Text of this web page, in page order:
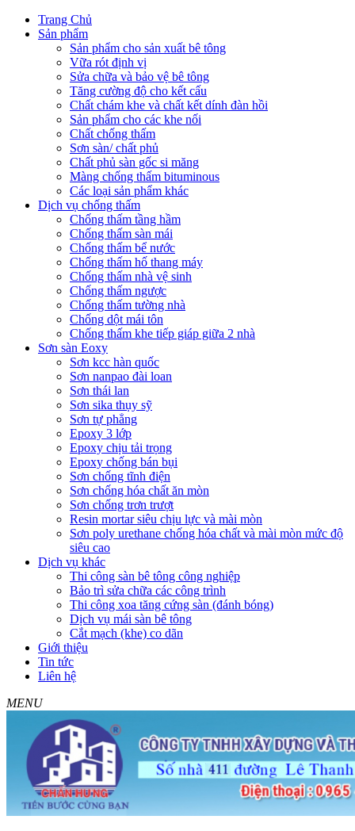
Trang Chủ
Sản phẩm
Sản phẩm cho sản xuất bê tông
Vữa rót định vị
Sửa chữa và bảo vệ bê tông
Tăng cường độ cho kết cấu
Chất chám khe và chất kết dính đàn hồi
Sản phẩm cho các khe nối
Chất chống thấm
Sơn sàn/ chất phủ
Chất phủ sàn gốc si măng
Màng chống thấm bituminous
Các loại sản phẩm khác
Dịch vụ chống thấm
Chống thấm tầng hầm
Chống thấm sàn mái
Chống thấm bể nước
Chống thấm hố thang máy
Chống thấm nhà vệ sinh
Chống thấm ngược
Chống thấm tường nhà
Chống dột mái tôn
Chống thấm khe tiếp giáp giữa 2 nhà
Sơn sàn Eoxy
Sơn kcc hàn quốc
Sơn nanpao đài loan
Sơn thái lan
Sơn sika thụy sỹ
Sơn tự phẳng
Epoxy 3 lớp
Epoxy chịu tải trọng
Epoxy chống bán bụi
Sơn chống tĩnh điện
Sơn chống hóa chất ăn mòn
Sơn chống trơn trượt
Resin mortar siêu chịu lực và mài mòn
Sơn poly urethane chống hóa chất và mài mòn mức độ
siêu cao
Dịch vụ khác
Thi công sàn bê tông công nghiệp
Bảo trì sửa chữa các công trình
Thi công xoa tăng cứng sàn (đánh bóng)
Dịch vụ mái sàn bê tông
Cắt mạch (khe) co dãn
Giới thiệu
Tin tức
Liên hệ
MENU